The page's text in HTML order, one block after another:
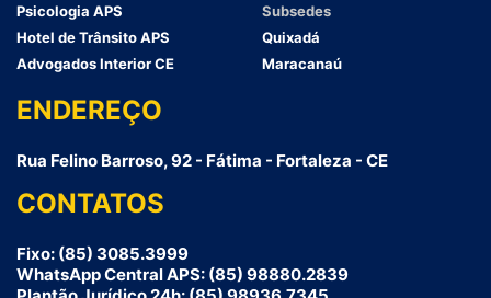
Psicologia APS
Hotel de Trânsito APS
Advogados Interior CE
Subsedes
Quixadá
Maracanaú
ENDEREÇO
Rua Felino Barroso, 92 - Fátima - Fortaleza - CE
CONTATOS
Fixo: (85) 3085.3999
WhatsApp Central APS: (85) 98880.2839